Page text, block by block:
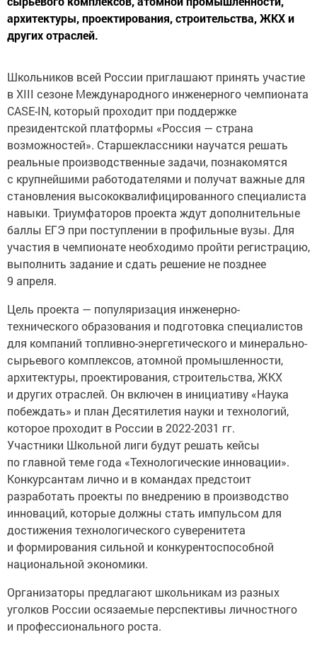
архитектуры, проектирования, строительства, ЖКХ и
других отраслей.
Школьников всей России приглашают принять участие
в XIII сезоне Международного инженерного чемпионата
CASE-IN, который проходит при поддержке
президентской платформы «Россия — страна
возможностей». Старшеклассники научатся решать
реальные производственные задачи, познакомятся
с крупнейшими работодателями и получат важные для
становления высококвалифицированного специалиста
навыки. Триумфаторов проекта ждут дополнительные
баллы ЕГЭ при поступлении в профильные вузы. Для
участия в чемпионате необходимо пройти регистрацию,
выполнить задание и сдать решение не позднее
9 апреля.
Цель проекта — популяризация инженерно-
технического образования и подготовка специалистов
для компаний топливно-энергетического и минерально-
сырьевого комплексов, атомной промышленности,
архитектуры, проектирования, строительства, ЖКХ
и других отраслей. Он включен в инициативу «Наука
побеждать» и план Десятилетия науки и технологий,
которое проходит в России в 2022-2031 гг.
Участники Школьной лиги будут решать кейсы
по главной теме года «Технологические инновации».
Конкурсантам лично и в командах предстоит
разработать проекты по внедрению в производство
инноваций, которые должны стать импульсом для
достижения технологического суверенитета
и формирования сильной и конкурентоспособной
национальной экономики.
Организаторы предлагают школьникам из разных
уголков России осязаемые перспективы личностного
и профессионального роста.